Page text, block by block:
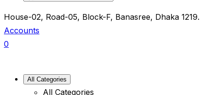
House-02, Road-05, Block-F, Banasree, Dhaka 1219.
Accounts
0
All Categories
All Categories